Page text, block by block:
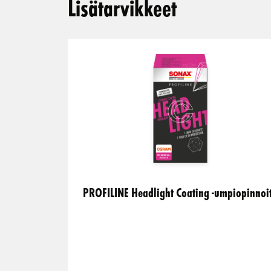
Lisätarvikkeet
PROFILINE Headlight Coating -